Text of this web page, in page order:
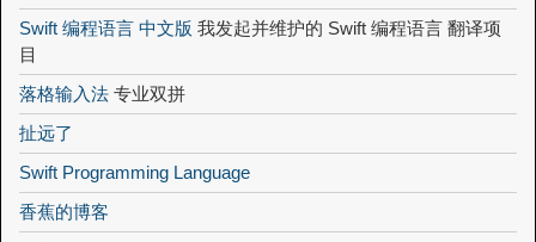
Swift 编程语言 中文版 我发起并维护的 Swift 编程语言 翻译项
目
落格输入法 专业双拼
扯远了
Swift Programming Language
香蕉的博客